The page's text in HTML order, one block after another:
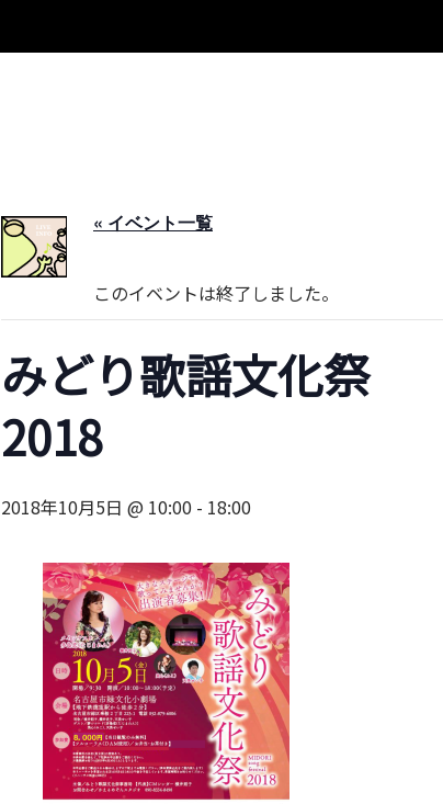
« イベント一覧
このイベントは終了しました。
みどり歌謡文化祭
2018
2018年10月5日 @ 10:00 - 18:00